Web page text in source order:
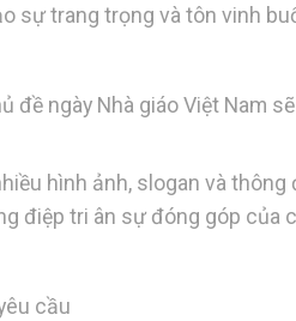
sự trang trọng và tôn vinh
đề ngày Nhà giáo Việt Nam
hình ảnh, slogan và thông
điệp tri ân sự đóng góp của
cầu